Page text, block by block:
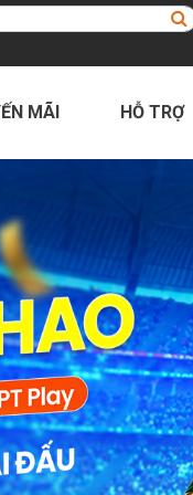
MÃI HỖ TRỢ